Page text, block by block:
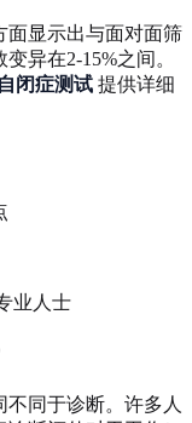
面显示出与面对面筛
异在2-15%之间。
闭症测试 提供详细
业人士
同于诊断。许多人